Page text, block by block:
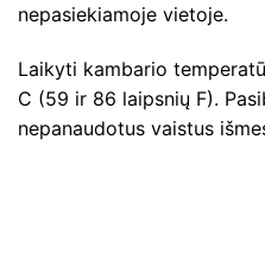
nepasiekiamoje vietoje.
Laikyti kambario
C (59 ir 86 laipsnių F).
nepanaudotus vaistus